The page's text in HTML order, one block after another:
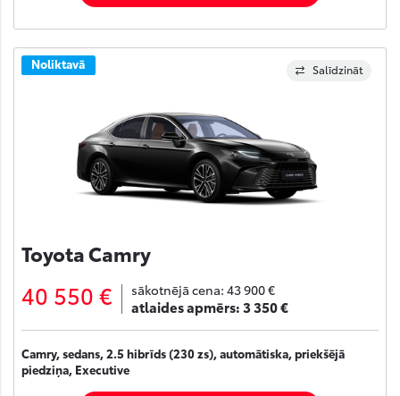
Salīdzināt
Noliktavā
Toyota Camry
40 550 € sākotnējā cena: 43 900 €
atlaides apmērs:3 350 €
Camry, sedans, 2.5 hibrīds (230 zs), automātiska, priekšējā
piedziņa, Executive